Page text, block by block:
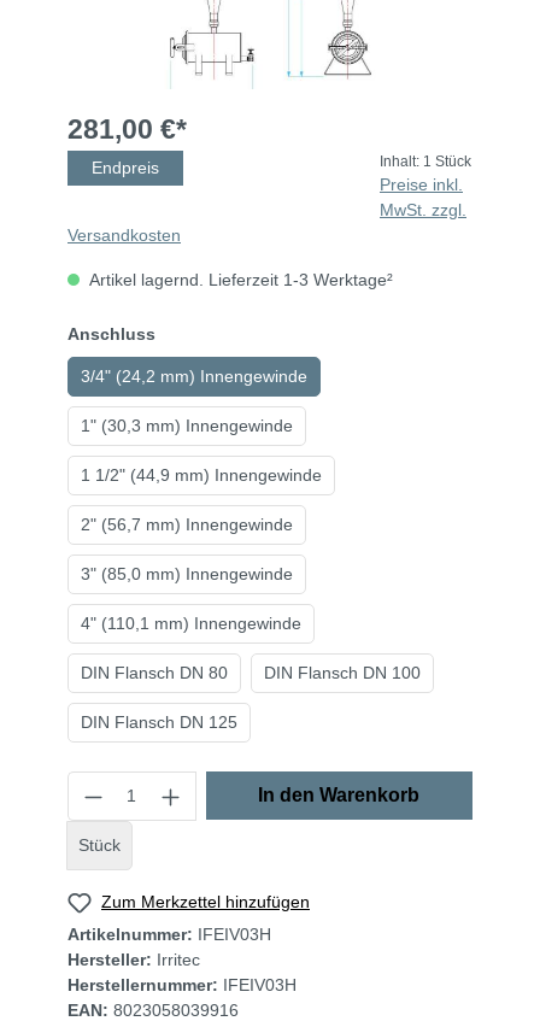
281,00 €*
Endpreis Inhalt: 1 Stück
Preise inkl.
MwSt. zzgl.
Versandkosten
Artikel lagernd. Lieferzeit 1-3 Werktage²
Anschluss
3/4" (24,2 mm) Innengewinde
1" (30,3 mm) Innengewinde
1 1/2" (44,9 mm) Innengewinde
2" (56,7 mm) Innengewinde
3" (85,0 mm) Innengewinde
4" (110,1 mm) Innengewinde
DIN Flansch DN 80 DIN Flansch DN 100
DIN Flansch DN 125
Stück
In den Warenkorb
Zum Merkzettel hinzufügen
Artikelnummer: IFEIV03H
Hersteller: Irritec
Herstellernummer: IFEIV03H
EAN: 8023058039916